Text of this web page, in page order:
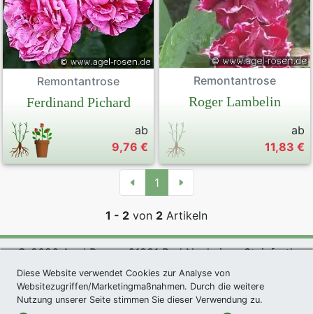
Remontantrose
Ferdinand Pichard
ab
9,76 €
Remontantrose
Roger Lambelin
ab
11,83 €
1
1 - 2 von 2 Artikeln
© 2026 Agel Rosen, 61231 Bad Nauheim - Steinfurth
exklusives Präsent *|Agel Rosen Wiki
Datenschutzerklärung|Impressum|Links|Sitemap
Diese Website verwendet Cookies zur Analyse von
Websitezugriffen/Marketingmaßnahmen. Durch die weitere
Nutzung unserer Seite stimmen Sie dieser Verwendung zu.